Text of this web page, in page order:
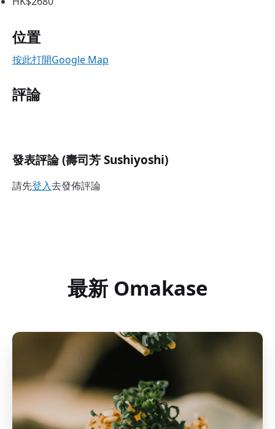
位置
按此打開Google Map
評論
發表評論 (壽司芳 Sushiyoshi)
請先登入去發佈評論
最新 Omakase